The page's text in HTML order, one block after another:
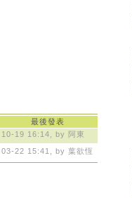
最後發表
10-19 16:14, by 阿東
03-22 15:41, by 葉欲恆